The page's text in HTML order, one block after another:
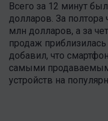
Всего за 12 минут
долларов. За полтора
млн долларов, а за
продаж
добавил, что
самыми
устройств на